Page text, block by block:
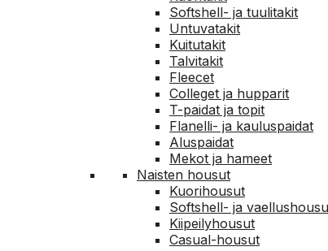
Softshell- ja tuulitakit
Untuvatakit
Kuitutakit
Talvitakit
Fleecet
Colleget ja hupparit
T-paidat ja topit
Flanelli- ja kauluspaidat
Aluspaidat
Mekot ja hameet
Naisten housut
Kuorihousut
Softshell- ja
Kiipeilyhousut
Casual-housut